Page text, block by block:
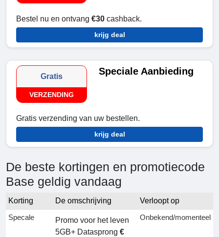
Bestel nu en ontvang €30 cashback.
krijg deal
Gratis
VERZENDING
Speciale Aanbieding
Gratis verzending van uw bestellen.
krijg deal
De beste kortingen en promotiecode
Base geldig vandaag
Korting De omschrijving
Verloopt op
Specale
Promo voor het leven
5GB+ Datasprong €
Onbekend/momenteel